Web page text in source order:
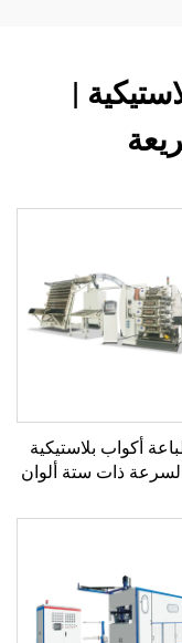
|
أكواب بلاستيكية
ذات ستة ألوان